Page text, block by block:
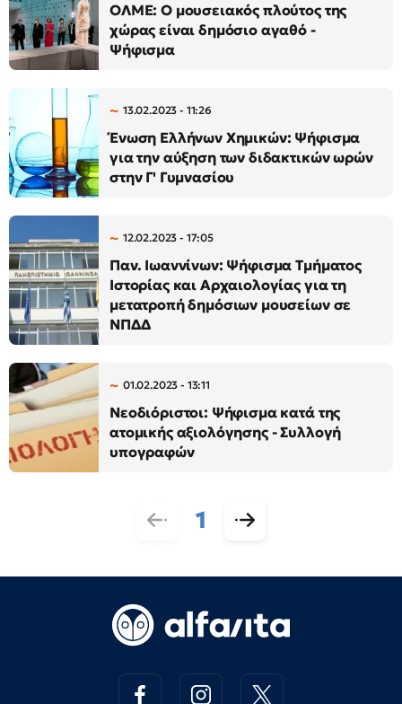
ΟΛΜΕ: Ο μουσειακός πλούτος της
χώρας είναι δημόσιο αγαθό -
Ψήφισμα
13.02.2023 - 11:26
Ένωση Ελλήνων Χημικών: Ψήφισμα
για την αύξηση των διδακτικών ωρών
στην Γ' Γυμνασίου
12.02.2023 - 17:05
Παν. Ιωαννίνων: Ψήφισμα Τμήματος
Ιστορίας και Αρχαιολογίας για τη
μετατροπή δημόσιων μουσείων σε
ΝΠΔΔ
01.02.2023 - 13:11
Νεοδιόριστοι: Ψήφισμα κατά της
ατομικής αξιολόγησης - Συλλογή
υπογραφών
1